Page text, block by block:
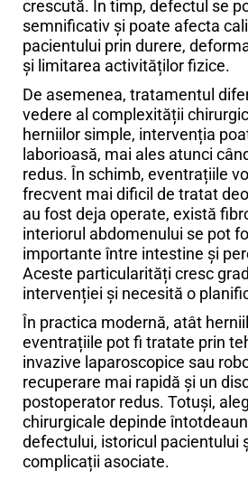
crescută. În timp, defectul se
semnificativ și poate afecta
pacientului prin durere,
și limitarea activităților fizice.
De asemenea, tratamentul
vedere al complexității
herniilor simple, intervenția
laborioasă, mai ales atunci
redus. În schimb, eventrațiile
frecvent mai dificil de tratat
au fost deja operate, există
interiorul abdomenului se pot
importante între intestine și
Aceste particularități cresc
intervenției și necesită o
În practica modernă, atât
eventrațiile pot fi tratate prin
invazive laparoscopice sau
recuperare mai rapidă și un
postoperator redus. Totuși,
chirurgicale depinde
defectului, istoricul pacientului
complicații asociate.